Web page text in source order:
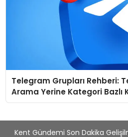
Telegram Grupları Rehberi:
Arama Yerine Kategori Bazlı
Kent Gündemi Son Dakika